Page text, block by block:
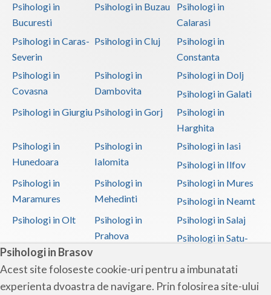
Psihologi in Brasov
Acest site foloseste cookie-uri pentru a imbunatati
experienta dvoastra de navigare. Prin folosirea site-ului
Psihologi in
Bucuresti
Psihologi in Buzau
Psihologi in
Calarasi
Psihologi in Caras-
Severin
Psihologi in Cluj
Psihologi in
Constanta
Psihologi in
Covasna
Psihologi in
Dambovita
Psihologi in Dolj
Psihologi in Galati
Psihologi in Giurgiu Psihologi in Gorj
Psihologi in
Harghita
Psihologi in
Hunedoara
Psihologi in
Ialomita
Psihologi in Iasi
Psihologi in Ilfov
Psihologi in
Maramures
Psihologi in
Mehedinti
Psihologi in Mures
Psihologi in Neamt
Psihologi in Olt
Psihologi in
Prahova
Psihologi in Salaj
Psihologi in Satu-
Psihologi in Sibiu
Psihologi in
Suceava
Psihologi in
Teleorman